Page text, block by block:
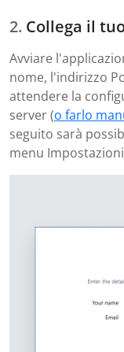
Collega il
Avviare
nome, l'indirizzo
attendere la
server (o farlo
seguito sarà
menu